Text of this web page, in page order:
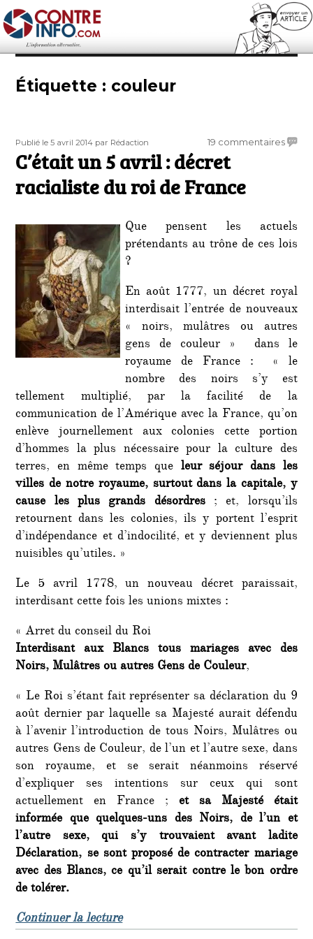
Contre-Info
Étiquette : couleur
Publié
le
Publié le 5 avril 2014 Auteur
par Rédaction 19 commentairessur
de
C’était un 5 avril : décret
racialiste du roi de France
Que pensent les actuels
prétendants au trône de ces lois
?
En août 1777, un décret royal
interdisait l’entrée de nouveaux
« noirs, mulâtres ou autres
gens de couleur » dans le
royaume de France : « le
nombre des noirs s’y est
tellement multiplié, par la facilité de la
communication de l’Amérique avec la France, qu’on
enlève journellement aux colonies cette portion
d’hommes la plus nécessaire pour la culture des
terres, en même temps que leur séjour dans les
villes de notre royaume, surtout dans la capitale, y
cause les plus grands désordres; et, lorsqu’ils
retournent dans les colonies, ils y portent l’esprit
d’indépendance et d’indocilité, et y deviennent plus
nuisibles qu’utiles. »
Le 5 avril 1778, un nouveau décret paraissait,
interdisant cette fois les unions mixtes :
« Arret du conseil du Roi
Interdisant aux Blancs tous mariages avec des
Noirs, Mulâtres ou autres Gens de Couleur,
« Le Roi s’étant fait représenter sa déclaration du 9
août dernier par laquelle sa Majesté aurait défendu
à l’avenir l’introduction de tous Noirs, Mulâtres ou
autres Gens de Couleur, de l’un et l’autre sexe, dans
son royaume, et se serait néanmoins réservé
d’expliquer ses intentions sur ceux qui sont
actuellement en France ; et sa Majesté était
informée que quelques-uns des Noirs, de l’un et
l’autre sexe, qui s’y trouvaient avant ladite
Déclaration, se sont proposé de contracter mariage
avec des Blancs, ce qu’il serait contre le bon ordre
de tolérer.
Continuer la lecturede « C’était un 5 avril : décret